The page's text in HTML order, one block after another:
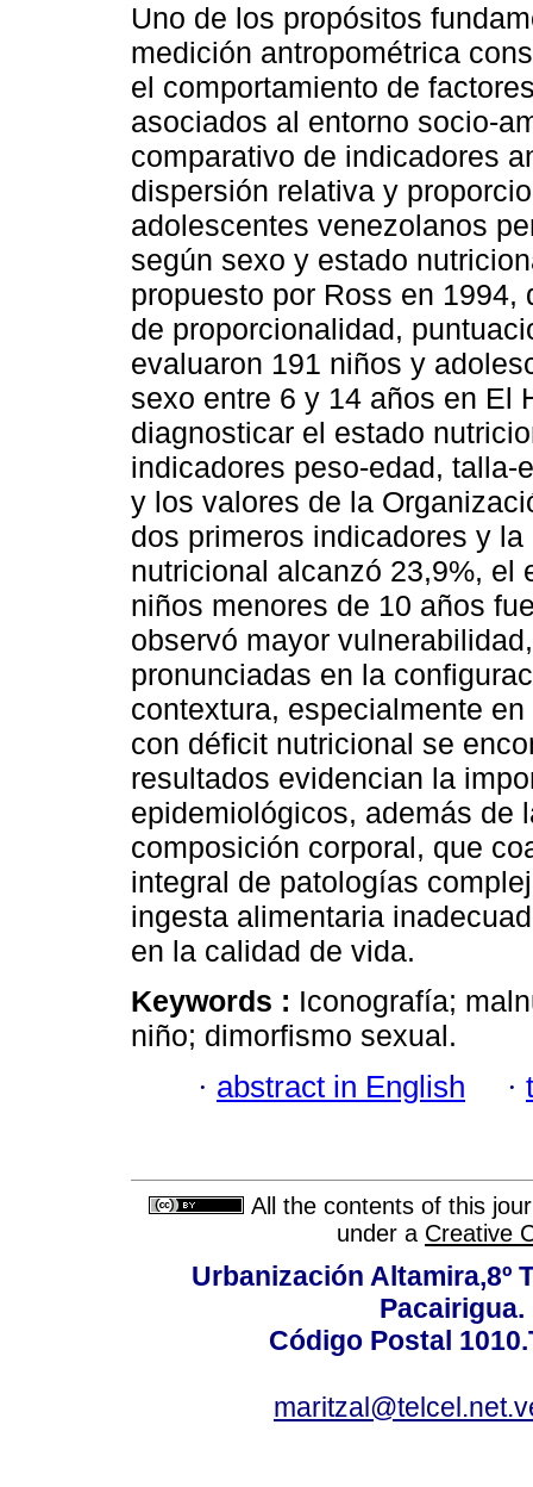
Uno de los propósitos
medición antropométrica
el comportamiento de
asociados al entorno socio-
comparativo de indicadores
dispersión relativa y
adolescentes venezolanos
según sexo y estado
propuesto por Ross en
de proporcionalidad,
evaluaron 191 niños y
sexo entre 6 y 14 años en El
diagnosticar el estado
indicadores peso-edad, talla-
y los valores de la
dos primeros indicadores y
nutricional alcanzó 23,9%, el
niños menores de 10 años
observó mayor
pronunciadas en la
contextura, especialmente
con déficit nutricional se
resultados evidencian la
epidemiológicos, además de
composición corporal, que
integral de patologías
ingesta alimentaria
en la calidad de vida.
Keywords : Iconografía;
niño; dimorfismo sexual.
· abstract in English ·
All the contents of this
under a Creative
Urbanización Altamira,8º
Pacairigua.
Código Postal